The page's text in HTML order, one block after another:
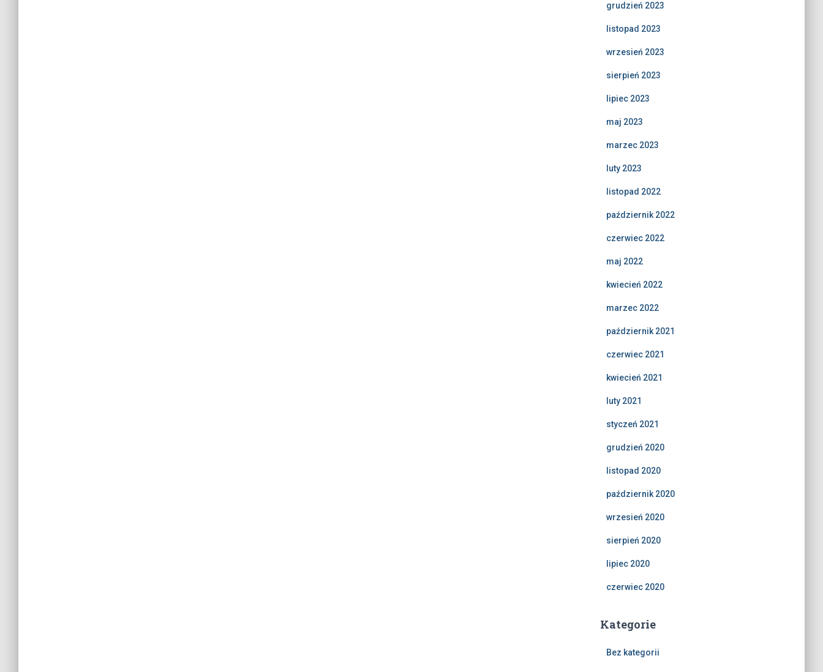
grudzień 2023
listopad 2023
wrzesień 2023
sierpień 2023
lipiec 2023
maj 2023
marzec 2023
luty 2023
listopad 2022
październik 2022
czerwiec 2022
maj 2022
kwiecień 2022
marzec 2022
październik 2021
czerwiec 2021
kwiecień 2021
luty 2021
styczeń 2021
grudzień 2020
listopad 2020
październik 2020
wrzesień 2020
sierpień 2020
lipiec 2020
czerwiec 2020
Kategorie
Bez kategorii